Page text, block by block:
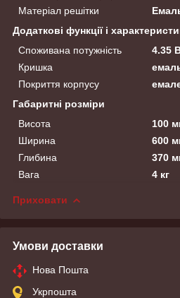
Матеріал решітки
Додаткові функції і
Споживана потужність
4.35
Кришка
Покриття корпусу
Габаритні розміри
Висота
100
Ширина
600
Глибина
370
Вага
4 кг
Приховати
Умови доставки
Нова Пошта
Укрпошта